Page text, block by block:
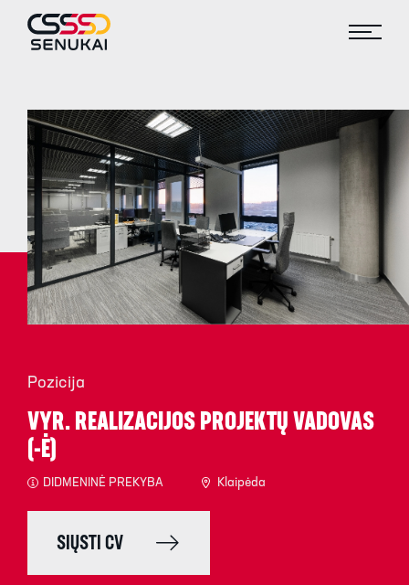
Pozicija
VYR. REALIZACIJOS PROJEKTŲ VADOVAS
(-Ė)
DIDMENINĖ PREKYBA Klaipėda
SIŲSTI CV